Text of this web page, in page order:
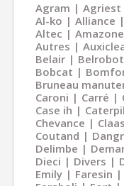
Agram Agriest
Al-ko
Alliance
Altec
Amazone
Autres
Belair
Bobcat
Bruneau
Caroni
Carré
Case ih
Chevance
Claas
Coutand
Delimbe
Dieci
Divers
Emily
Faresin